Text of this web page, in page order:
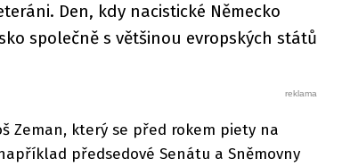
Den, kdy nacistické Německo
společně s většinou evropských států
Zeman, který se před rokem piety na
předsedové Senátu a Sněmovny